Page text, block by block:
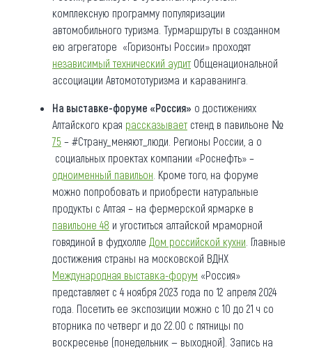
комплексную программу популяризации
автомобильного туризма. Турмаршруты в созданном
ею агрегаторе «Горизонты России» проходят
независимый технический аудит Общенациональной
ассоциации Автомототуризма и караванинга.
На выставке-форуме «Россия» о достижениях
Алтайского края рассказывает стенд в павильоне №
75 – #Страну_меняют_люди. Регионы России, а о
социальных проектах компании «Роснефть» –
одноименный павильон . Кроме того, на форуме
можно попробовать и приобрести натуральные
продукты с Алтая – на фермерской ярмарке в
павильоне 48 и угоститься алтайской мраморной
говядиной в фудхолле Дом российской кухни . Главные
достижения страны на московской ВДНХ
Международная выставка-форум «Россия»
представляет с 4 ноября 2023 года по 12 апреля 2024
года. Посетить ее экспозиции можно с 10 до 21 ч со
вторника по четверг и до 22.00 с пятницы по
воскресенье (понедельник — выходной). Запись на